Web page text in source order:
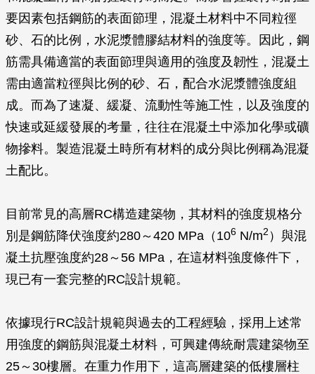
要因素包括鋼筋的表面節理，混凝土材料中不同粒徑
砂、石的比例，水泥漿體膠結材料的強度等。因此，鋼
筋需具備適當的表面節理與適用的強度及韌性，混凝土
需由適當粒徑與比例的砂、石，配合水泥漿體強度組
成。而為了速凝、緩凝、流動性等施工性，以及強度的
快速或延緩發展的考量，往往在混凝土中添加化學或礦
物摻料。製造混凝土時所有材料的成分與比例稱為混凝
土配比。
目前常見的高層RC構造建築物，其材料的強度規格分
別是鋼筋降伏強度約280～420 MPa（106 N/m2 ）與混
凝土抗壓強度約28～56 MPa，在這材料強度條件下，
現已有一套完整的RC設計規範。
依據現行RC設計規範與過去的工程經驗，採用上述常
用強度的鋼筋與混凝土材料，可興建傳統耐震建築物至
25～30樓層。在重力作用下，這高層建築的低樓層柱